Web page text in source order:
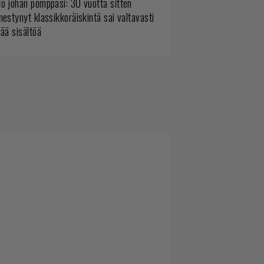
klassikkoräiskintä sai valtavasti
sisältöä